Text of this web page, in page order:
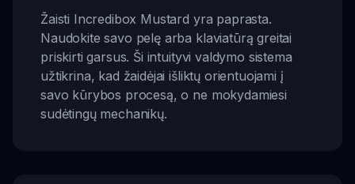
Žaisti Incredibox Mustard yra paprasta.
Naudokite savo pelę arba klaviatūrą greitai
priskirti garsus. Ši intuityvi valdymo sistema
užtikrina, kad žaidėjai išliktų orientuojami į
savo kūrybos procesą, o ne mokydamiesi
sudėtingų mechanikų.